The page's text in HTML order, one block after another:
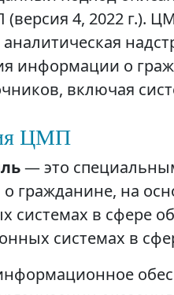
4, 2022 г.).
информации о
включая
ЦМП
— это
гражданине, на
в сфере
системах в